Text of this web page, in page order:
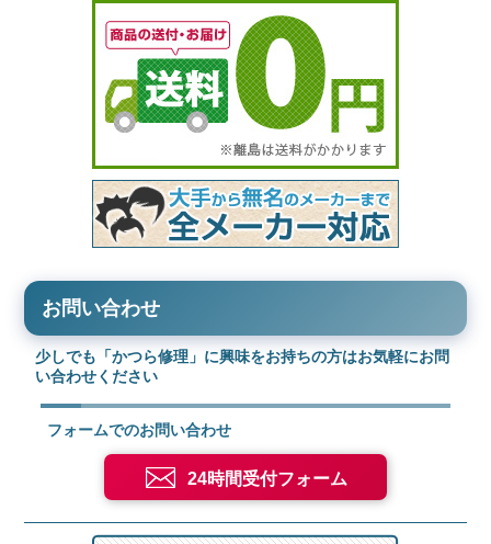
お問い合わせ
少しでも「かつら修理」に興味をお持ちの方はお気軽にお問
い合わせください
フォームでのお問い合わせ
24時間受付フォーム